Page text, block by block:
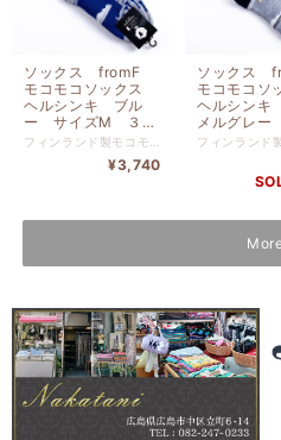
ソックス fromF
モコモコソックス
ヘルシンキ ブル
ー サイズM ３
６-３８ （２２．５
ー２５ｃｍ）
フィンランド製モコモコソックス 北欧フィンランド生まれモコモコソックス。寒さの厳しいフィンランドの人たちに愛用されている靴下。内側はつま先までもこもこの裏起毛で一度履いたらやみつきに。 （モコモコ3層構造）つま先までふわっふわの起毛が足をやさしく包みこみます。こだわりの３層構造が、あたたかな空気をキープしてあなたの足を冷えから徹底的に守ります！ （抗菌・消臭機能）ウールは保温性だけじゃなく、天然の抗菌・消臭機能もあります。汗をほど良く吸湿し余分な水分を逃す素材を厳選しました！ （つかい勝手バツグン）しめつけのないゆったりソフトな設計、しっかりした厚手織りは丈夫で重ねばきいらず。洗濯後も乾きやすく、どんどん寒くなるこれからの季節重宝します！ ウール ２０％ アクリル ５０％ ナイロン ３０％ サイズ ２２．５ｃｍ 〜 ２５ｃｍ fromF（フロムエフ） 極寒のフィンランドメイドのソックスです。 吸汗・吸湿性の高い糸にもこだわった3重構造編み&職人の手作業仕上げで毎年数量限定生産ソックスです。 極寒の国、フィンランドメイドのもこもこソックスです。
¥3,740
ソックス
モコモコソ
ヘルシンキ
メルグレー
M ３６-３
２．５ー２